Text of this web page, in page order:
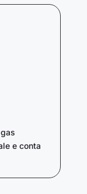
e conta